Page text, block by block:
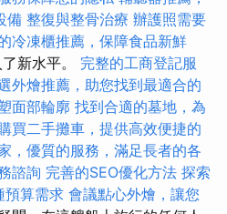
備 整復與整骨治療 辦護照需要
冷凍櫃推薦，保障食品新鮮
新水平。 完整的工商登記服
外燴推薦，助您找到最適合的
面部輪廓 找到合適的墓地，為
買二手攤車，提供高效便捷的
，優質的服務，滿足長者的各
諮詢 完善的SEO優化方法 探索
預算需求 會議點心外燴，讓您